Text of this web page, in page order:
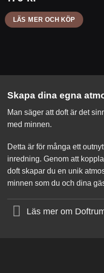
LÄS MER OCH KÖP
Skapa dina egna
Man säger att doft är det
med minnen.
Detta är för många ett
inredning. Genom att
doft skapar du en unik
minnen som du och dina
Läs mer om